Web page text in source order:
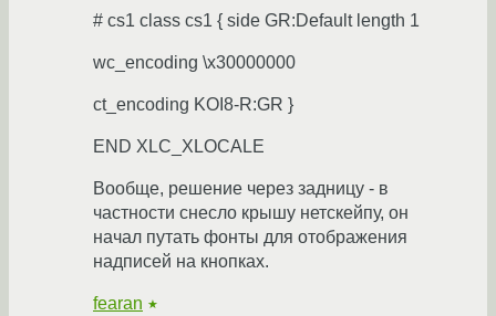
# cs1 class cs1 { side GR:Default length 1
wc_encoding \x30000000
ct_encoding KOI8-R:GR }
END XLC_XLOCALE
Вообще, решение через задницу - в
частности снесло крышу нетскейпу, он
начал путать фонты для отображения
надписей на кнопках.
fearan ★